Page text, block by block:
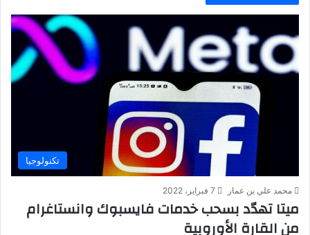
تكنولوجيا
محمد علي بن عمار 7 فبراير، 2022
ميتا تهدّد بسحب خدمات فايسبوك وانستاغرام
من القارة الأوروبية